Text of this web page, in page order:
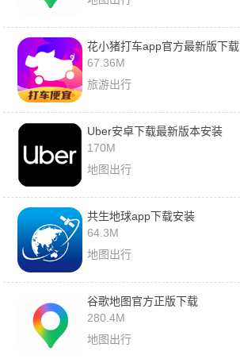
花小猪打车app官方最新版下载
67.36M
旅游出行
Uber安卓下载最新版本安装
170M
地图出行
共生地球app下载安装
64.3M
地图出行
谷歌地图官方正版下载
280.4M
地图出行